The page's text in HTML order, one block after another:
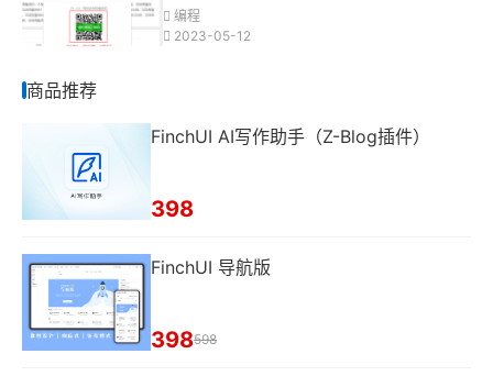
编程
2023-05-12
商品推荐
FinchUI AI写作助手（Z-Blog插件）
398
FinchUI 导航版
398598